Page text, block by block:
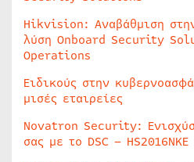
Hikvision: Αναβάθμιση
λύση Onboard Security
Operations
Ειδικούς στην
μισές εταιρείες
Novatron Security:
σας με το DSC – HS2016NKE